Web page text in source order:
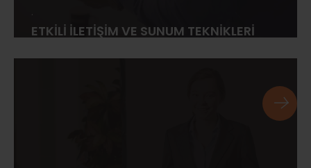
.
ETKİLİ İLETİŞİM VE SUNUM TEKNİKLERİ